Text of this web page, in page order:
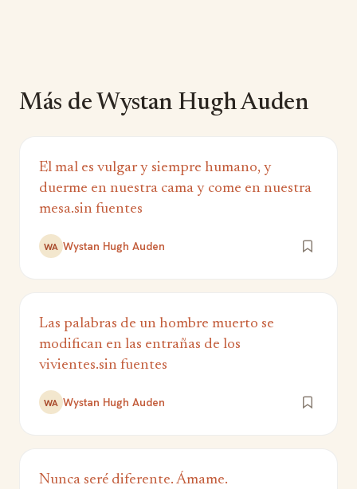
Más de Wystan Hugh Auden
El mal es vulgar y siempre humano, y
duerme en nuestra cama y come en nuestra
mesa.sin fuentes
WA Wystan Hugh Auden
Las palabras de un hombre muerto se
modifican en las entrañas de los
vivientes.sin fuentes
WA Wystan Hugh Auden
Nunca seré diferente. Ámame.